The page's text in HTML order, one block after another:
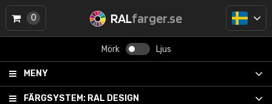
RALfarger.se
Mörk Ljus
MENY
FÄRGSYSTEM: RAL DESIGN
0